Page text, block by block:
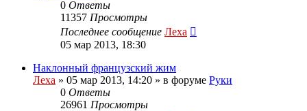
0 Ответы
11357 Просмотры
Последнее сообщение Леха
05 мар 2013, 18:30
Наклонный французский жим
Леха » 05 мар 2013, 14:20 » в форуме Руки
0 Ответы
26961 Просмотры